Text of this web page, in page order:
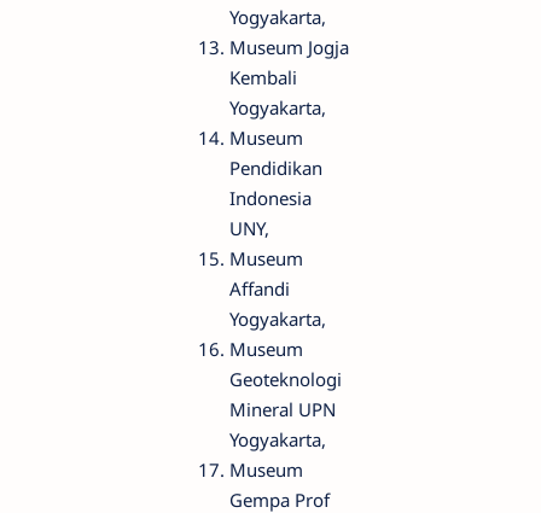
Yogyakarta,
Museum Jogja
Kembali
Yogyakarta,
Museum
Pendidikan
Indonesia
UNY,
Museum
Affandi
Yogyakarta,
Museum
Geoteknologi
Mineral UPN
Yogyakarta,
Museum
Gempa Prof